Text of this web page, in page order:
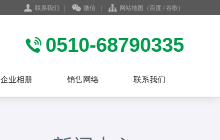
联系我们 | 微信 | 网站地图 （百度/谷歌）
0510-68790335
企业相册 销售网络 联系我们